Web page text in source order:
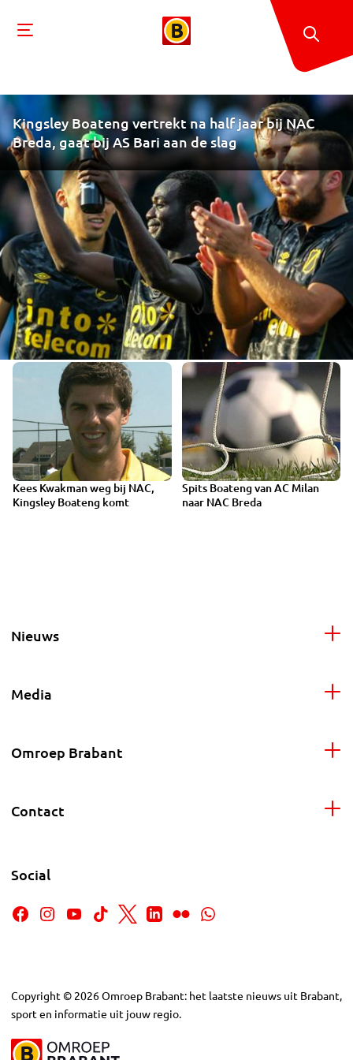
Kingsley Boateng vertrekt na half jaar bij NAC
Breda, gaat bij AS Bari aan de slag
Kees Kwakman weg bij NAC,
Kingsley Boateng komt
VIDEO
Spits Boateng van AC Milan
naar NAC Breda
Nieuws
Media
Omroep Brabant
Contact
Social
Copyright © 2026Omroep Brabant: het laatste nieuws uit Brabant,
sport en informatie uit jouw regio.